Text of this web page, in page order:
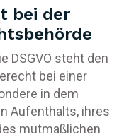
bei der
DSGVO steht den
bei einer
in dem
Aufenthalts, ihres
mutmaßlichen